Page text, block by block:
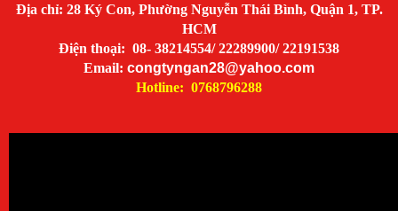
Địa chỉ: 28 Ký Con, Phường Nguyễn Thái Bình, Quận 1, TP.
HCM
Điện thoại: 08- 38214554/ 22289900/ 22191538
Email: congtyngan28@yahoo.com
Hotline: 0768796288